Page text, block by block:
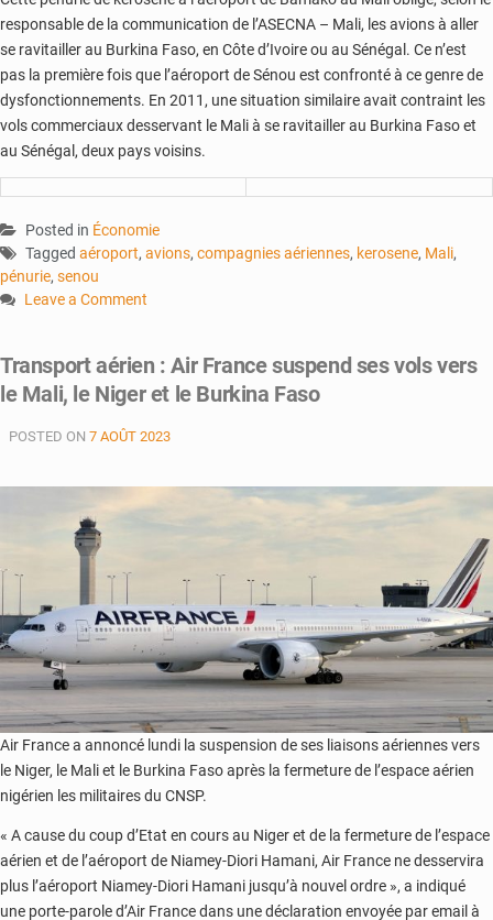
responsable de la communication de l’ASECNA – Mali, les avions à aller
se ravitailler au Burkina Faso, en Côte d’Ivoire ou au Sénégal. Ce n’est
pas la première fois que l’aéroport de Sénou est confronté à ce genre de
dysfonctionnements. En 2011, une situation similaire avait contraint les
vols commerciaux desservant le Mali à se ravitailler au Burkina Faso et
au Sénégal, deux pays voisins.
Posted in Économie
Tagged aéroport, avions, compagnies aériennes, kerosene, Mali,
pénurie, senou
Leave a Comment
aérien
:
de
à
Transport aérien : Air France suspend ses vols vers
le Mali, le Niger et le Burkina Faso
POSTED ON 7 AOÛT 2023
Air France a annoncé lundi la suspension de ses liaisons aériennes vers
le Niger, le Mali et le Burkina Faso après la fermeture de l’espace aérien
nigérien les militaires du CNSP.
« A cause du coup d’Etat en cours au Niger et de la fermeture de l’espace
aérien et de l’aéroport de Niamey-Diori Hamani, Air France ne desservira
plus l’aéroport Niamey-Diori Hamani jusqu’à nouvel ordre », a indiqué
une porte-parole d’Air France dans une déclaration envoyée par email à